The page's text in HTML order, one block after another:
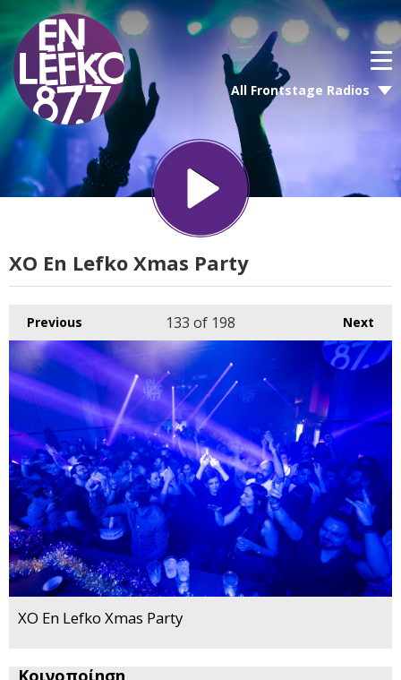
All Frontstage Radios
XO En Lefko Xmas Party
Previous Next
133 of 198
XO En Lefko Xmas Party
Κοινοποίηση